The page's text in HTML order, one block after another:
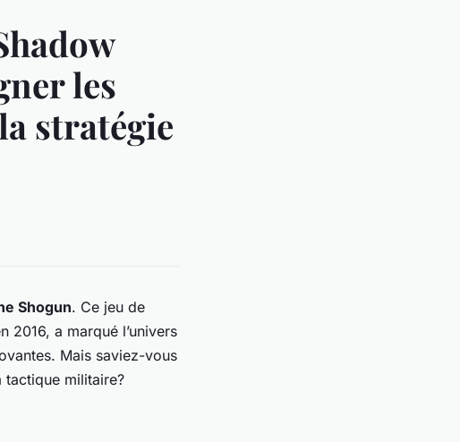
les
stratégie
Shogun. Ce jeu de
2016, a marqué l’univers
Mais saviez-vous
tactique militaire?